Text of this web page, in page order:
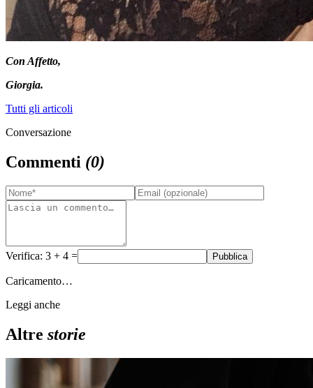
Con Affetto,
Giorgia.
Tutti gli articoli
Conversazione
Commenti (0)
Verifica: 3 + 4 = Pubblica
Caricamento…
Leggi anche
Altre storie